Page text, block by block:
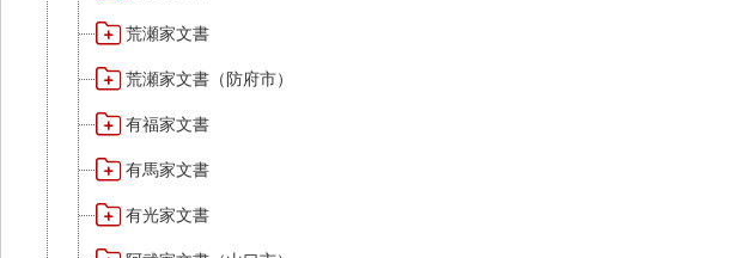
荒瀬家文書
荒瀬家文書（防府市）
有福家文書
有馬家文書
有光家文書